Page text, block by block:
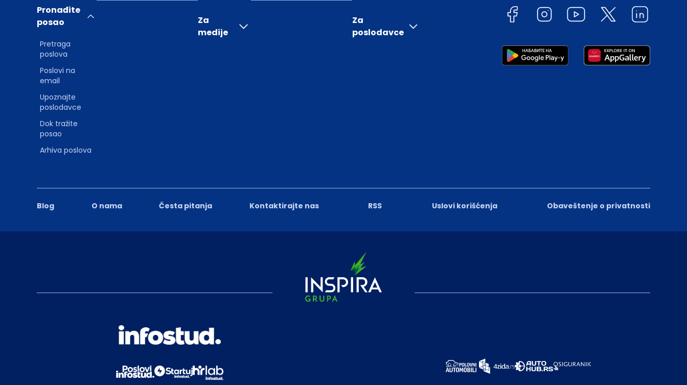
Blog O nama Česta pitanja Kontaktirajte nas RSS Uslovi korišćenja Obaveštenje o privatnosti
Pronađite
posao
Pretraga
poslova
Poslovi na
email
Upoznajte
poslodavce
Dok tražite
posao
Arhiva poslova
Za
medije
Za
poslodavce